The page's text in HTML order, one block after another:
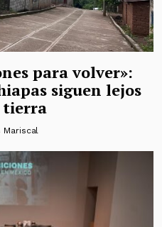
para volver»:
siguen lejos
tierra
Mariscal